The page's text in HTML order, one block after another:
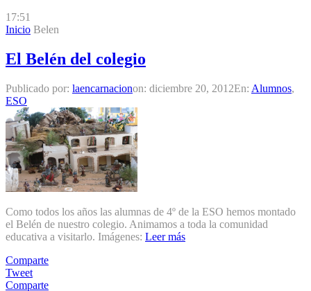
17:51
Inicio Belen
El Belén del colegio
Publicado por: laencarnacionon: diciembre 20, 2012En: Alumnos,
ESO
Como todos los años las alumnas de 4º de la ESO hemos montado
el Belén de nuestro colegio. Animamos a toda la comunidad
educativa a visitarlo. Imágenes: Leer más
Comparte
Tweet
Comparte